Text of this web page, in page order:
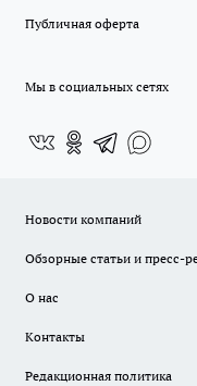
Публичная оферта
Мы в социальных сетях
Новости компаний
Обзорные статьи и пресс-
О нас
Контакты
Редакционная политика